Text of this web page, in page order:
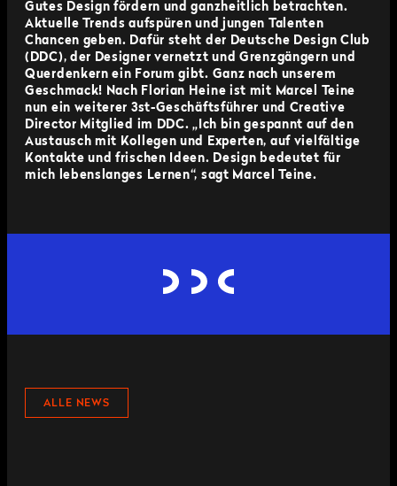
Gutes Design fördern und ganzheitlich betrachten.
Aktuelle Trends aufspüren und jungen Talenten
Chancen geben. Dafür steht der Deutsche Design Club
(DDC), der Designer vernetzt und Grenzgängern und
Querdenkern ein Forum gibt. Ganz nach unserem
Geschmack! Nach Florian Heine ist mit Marcel Teine
nun ein weiterer 3st-Geschäftsführer und Creative
Director Mitglied im DDC. „Ich bin gespannt auf den
Austausch mit Kollegen und Experten, auf vielfältige
Kontakte und frischen Ideen. Design bedeutet für
mich lebenslanges Lernen“, sagt Marcel Teine.
ALLE NEWS